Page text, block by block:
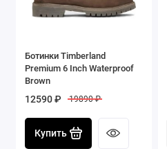
Ботинки Timberland
Premium 6 Inch Waterproof
Brown
12590 ₽ 19890 ₽
Купить